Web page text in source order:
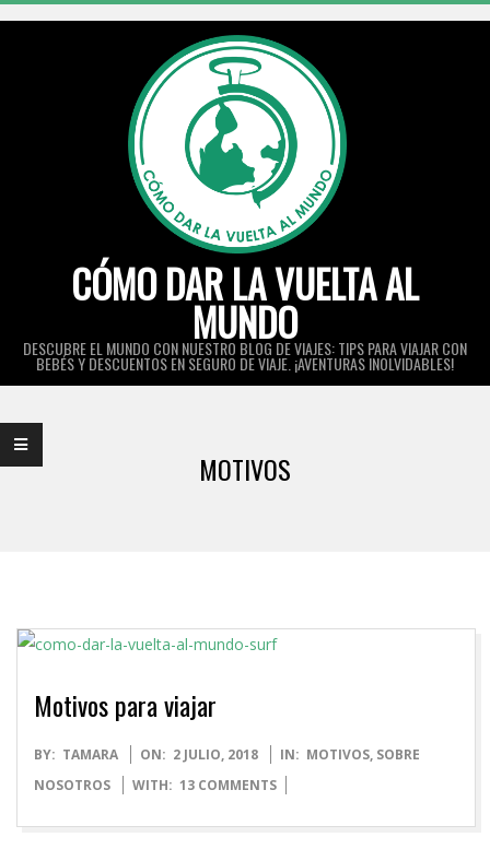
CÓMO DAR LA VUELTA AL
MUNDO
DESCUBRE EL MUNDO CON NUESTRO BLOG DE VIAJES: TIPS PARA VIAJAR CON
BEBÉS Y DESCUENTOS EN SEGURO DE VIAJE. ¡AVENTURAS INOLVIDABLES!
Navigation
MOTIVOS
Motivos para viajar
2018-
07-
BY: TAMARA ON: 2 JULIO, 2018 IN: MOTIVOS, SOBRE
NOSOTROS
WITH: 13 COMMENTS